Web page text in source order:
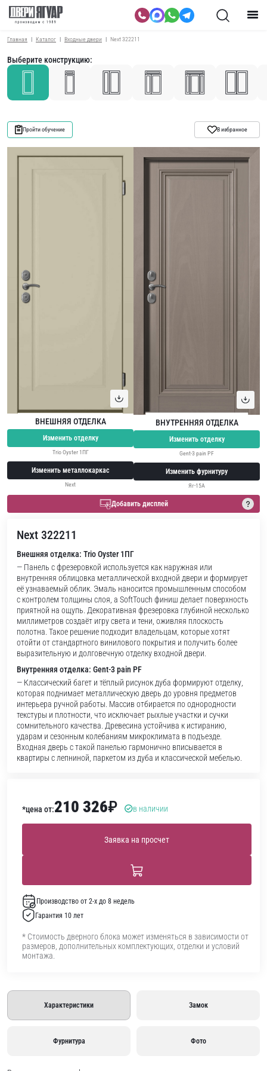
Главная Каталог Входные двери Next 322211
Выберите конструкцию:
Пройти обучение В избранное
ВНЕШНЯЯ ОТДЕЛКА
Изменить отделку
Trio Oyster 1ПГ
Изменить металлокаркас
Next
ВНУТРЕННЯЯ ОТДЕЛКА
Изменить отделку
Gent-3 pain PF
Изменить фурнитуру
Яг-15А
Добавить дисплей
Next 322211
Внешняя отделка: Trio Oyster 1ПГ
— Панель с фрезеровкой используется как наружная или
внутренняя облицовка металлической входной двери и формирует
её узнаваемый облик. Эмаль наносится промышленным способом
с контролем толщины слоя, а SoftTouch финиш делает поверхность
приятной на ощупь. Декоративная фрезеровка глубиной несколько
миллиметров создаёт игру света и тени, оживляя плоскость
полотна. Такое решение подходит владельцам, которые хотят
отойти от стандартного винилового покрытия и получить более
выразительную и долговечную отделку входной двери.
Внутренняя отделка: Gent-3 pain PF
— Классический багет и тёплый рисунок дуба формируют отделку,
которая поднимает металлическую дверь до уровня предметов
интерьера ручной работы. Массив отбирается по однородности
текстуры и плотности, что исключает рыхлые участки и сучки
сомнительного качества. Древесина устойчива к истиранию,
ударам и сезонным колебаниям микроклимата в подъезде.
Входная дверь с такой панелью гармонично вписывается в
квартиры с лепниной, паркетом из дуба и классической мебелью.
*цена от:210 326₽ в наличии
Заявка на просчет
Производство от 2-х до 8 недель
Гарантия 10 лет
* Стоимость дверного блока может изменяться в зависимости от
размеров, дополнительных комплектующих, отделки и условий
монтажа.
Характеристики Замок
Фурнитура Фото